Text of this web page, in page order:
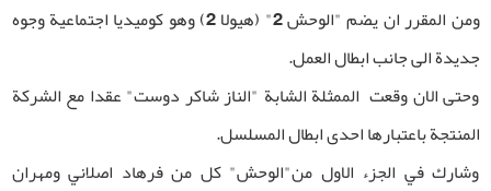
ومن المقرر ان يضم "الوحش 2" (هيولا 2) وهو كوميديا اجتماعية وجوه
جديدة الى جانب ابطال العمل.
وحتى الان وقعت الممثلة الشابة "الناز شاكر دوست" عقدا مع الشركة
المنتجة باعتبارها احدى ابطال المسلسل.
وشارك في الجزء الاول من"الوحش" كل من فرهاد اصلاني ومهران